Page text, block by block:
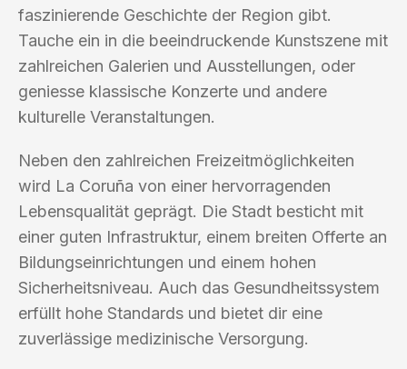
faszinierende Geschichte der Region gibt.
Tauche ein in die beeindruckende Kunstszene mit
zahlreichen Galerien und Ausstellungen, oder
geniesse klassische Konzerte und andere
kulturelle Veranstaltungen.
Neben den zahlreichen Freizeitmöglichkeiten
wird La Coruña von einer hervorragenden
Lebensqualität geprägt. Die Stadt besticht mit
einer guten Infrastruktur, einem breiten Offerte an
Bildungseinrichtungen und einem hohen
Sicherheitsniveau. Auch das Gesundheitssystem
erfüllt hohe Standards und bietet dir eine
zuverlässige medizinische Versorgung.